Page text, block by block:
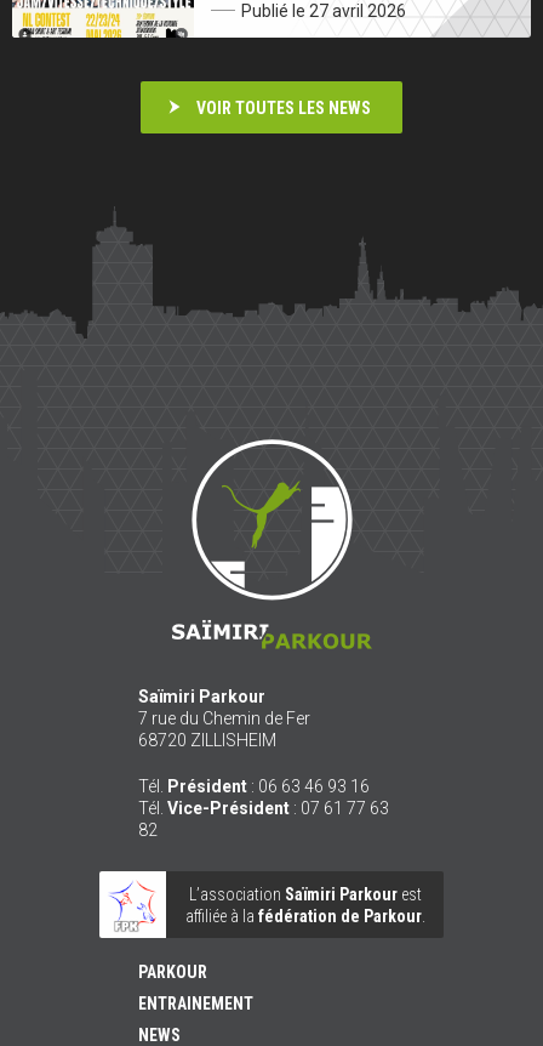
Publié le 27 avril 2026
VOIR TOUTES LES NEWS
Saïmiri
Parkour
Saïmiri Parkour
7 rue du Chemin de Fer
68720 ZILLISHEIM
Tél. Président : 06 63 46 93 16
Tél. Vice-Président : 07 61 77 63
82
L’association Saïmiri Parkourest
affiliée à la fédération de Parkour.
PARKOUR
ENTRAINEMENT
NEWS